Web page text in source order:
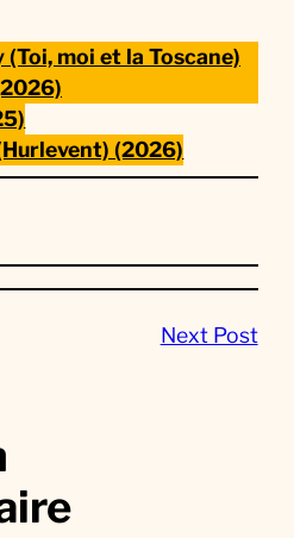
(Toi, moi et la Toscane)
(2026)
Next Post